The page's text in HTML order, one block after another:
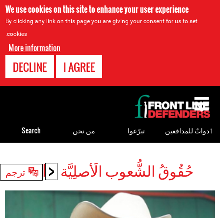
We use cookies on this site to enhance your user experience
By clicking any link on this page you are giving your consent for us to set
cookies.
More information
I AGREE
DECLINE
< ترجم
top
حُقُوقُ الشُّعوب الَأصلِيَّة HRDs
to
top
ٲدواتٌ للمدافعين تبرّعوا من نحن Search